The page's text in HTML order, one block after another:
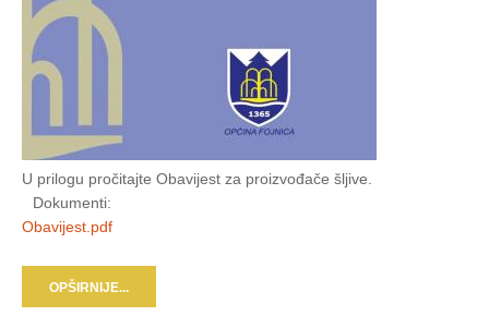
U prilogu pročitajte Obavijest za proizvođače šljive.
Dokumenti:
Obavijest.pdf
OPŠIRNIJE...